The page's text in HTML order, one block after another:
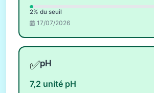
2% du seuil
17/07/2026
✅pH
7,2 unité pH